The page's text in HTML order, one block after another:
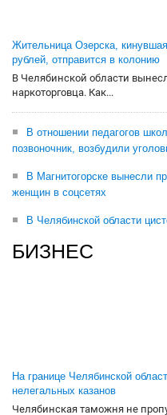
Жительница Озерска,
рублей, отправится в колонию
В Челябинской области
наркоторговца. Как...
В отношении педагогов
позвоночник, возбудили
В Магнитогорске вынесли
женщин в соцсетях
В Челябинской области
БИЗНЕС
На границе Челябинской
нелегальных казанов
Челябинская таможня не